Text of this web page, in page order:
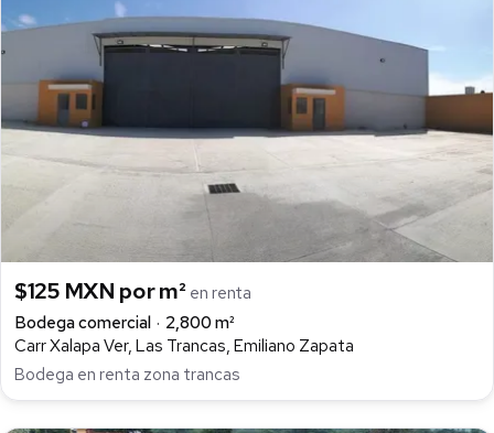
$125 MXN por m² en renta
Bodega comercial
2,800 m²
Carr Xalapa Ver, Las Trancas, Emiliano Zapata
Bodega en renta zona trancas